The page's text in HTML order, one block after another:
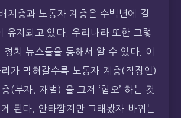
계층과 노동자 계층은 수백년에 걸
유지되고 있다. 우리나라 또한 그렇
정치 뉴스들을 통해서 알 수 있다. 이
가 막혀갈수록 노동자 계층(직장인)
(부자, 재벌) 을 그저 ‘혐오’ 하는 것
된다. 안타깝지만 그래봤자 바뀌는